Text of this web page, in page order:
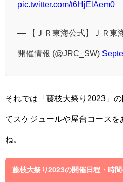
pic.twitter.com/t6HjElAem0
— 【ＪＲ東海公式】ＪＲ東
開催情報 (@JRC_SW)
それでは「藤枝大祭り2023」
てスケジュールや屋台コース
ね。
藤枝大祭り2023の開催日程・時